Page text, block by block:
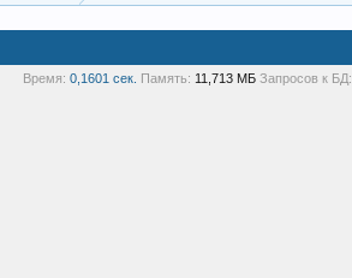
Время: 0,1601 сек. Память: 11,713 МБ Запросов к БД: